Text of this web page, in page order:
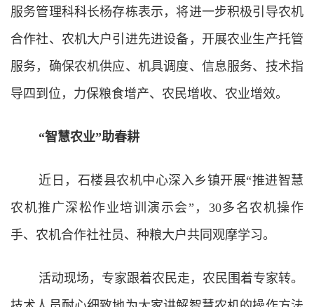
服务管理科科长杨存栋表示，将进一步积极引导农机
合作社、农机大户引进先进设备，开展农业生产托管
服务，确保农机供应、机具调度、信息服务、技术指
导四到位，力保粮食增产、农民增收、农业增效。
“智慧农业”助春耕
近日，石楼县农机中心深入乡镇开展“推进智慧
农机推广深松作业培训演示会”，30多名农机操作
手、农机合作社社员、种粮大户共同观摩学习。
活动现场，专家跟着农民走，农民围着专家转。